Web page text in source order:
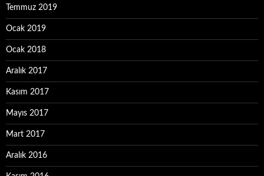
Temmuz 2019
Ocak 2019
Ocak 2018
Aralık 2017
Kasım 2017
Mayıs 2017
Mart 2017
Aralık 2016